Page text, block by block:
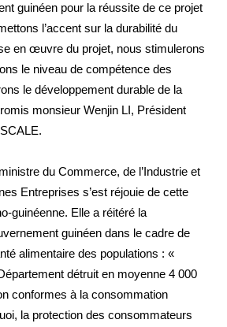
guinéen pour la réussite de ce projet
l’accent sur la durabilité du
en œuvre du projet, nous stimulerons
le niveau de compétence des
le développement durable de la
monsieur Wenjin LI, Président
du Commerce, de l’Industrie et
Entreprises s’est réjouie de cette
guinéenne. Elle a réitéré la
guinéen dans le cadre de
alimentaire des populations : «
détruit en moyenne 4 000
conformes à la consommation
la protection des consommateurs